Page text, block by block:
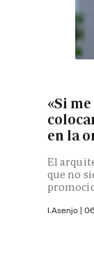
«Si
en la
El
que no
I.Asenjo |